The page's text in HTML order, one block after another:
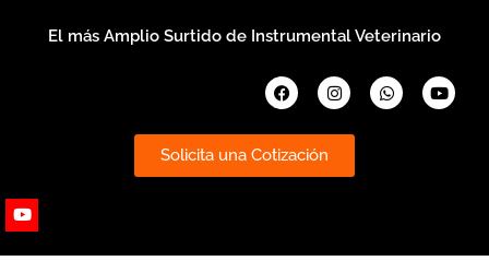
El más Amplio Surtido de Instrumental Veterinario
FacebookInstagramWhatsapp
Solicita una Cotización
Youtube